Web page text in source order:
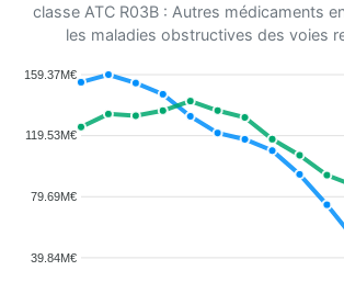
classe ATC R03B : Autres médicaments
les maladies obstructives des voies
159.37M€
119.53M€
79.69M€
39.84M€